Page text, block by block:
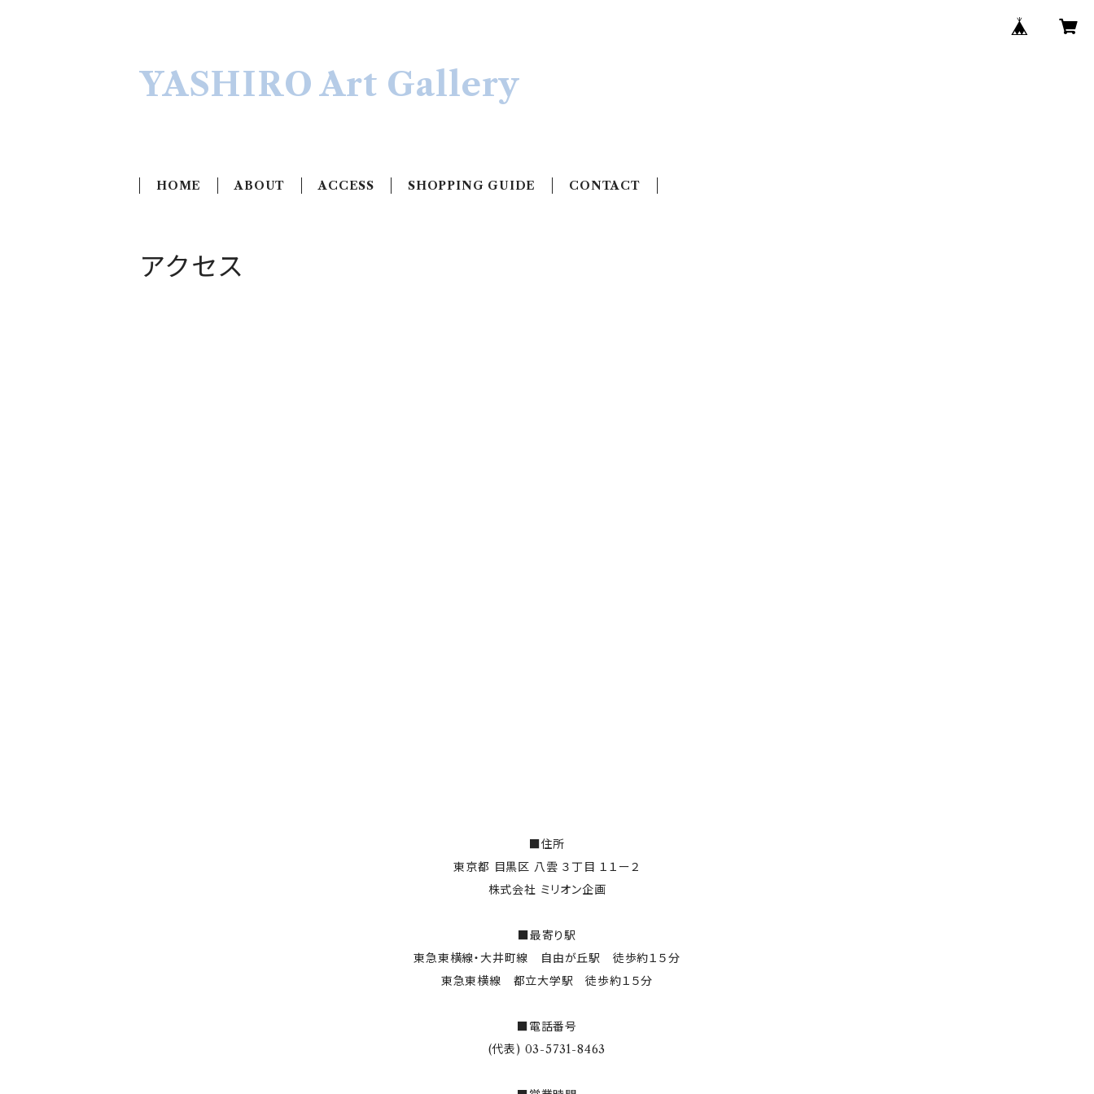
YASHIRO Art Gallery
HOME ABOUT ACCESS SHOPPING GUIDE CONTACT
アクセス
■住所
東京都 目黒区 八雲 ３丁目 １１ー２
株式会社 ミリオン企画
■最寄り駅
東急東横線・大井町線 自由が丘駅 徒歩約１５分
東急東横線 都立大学駅 徒歩約１５分
■電話番号
(代表) 03-5731-8463